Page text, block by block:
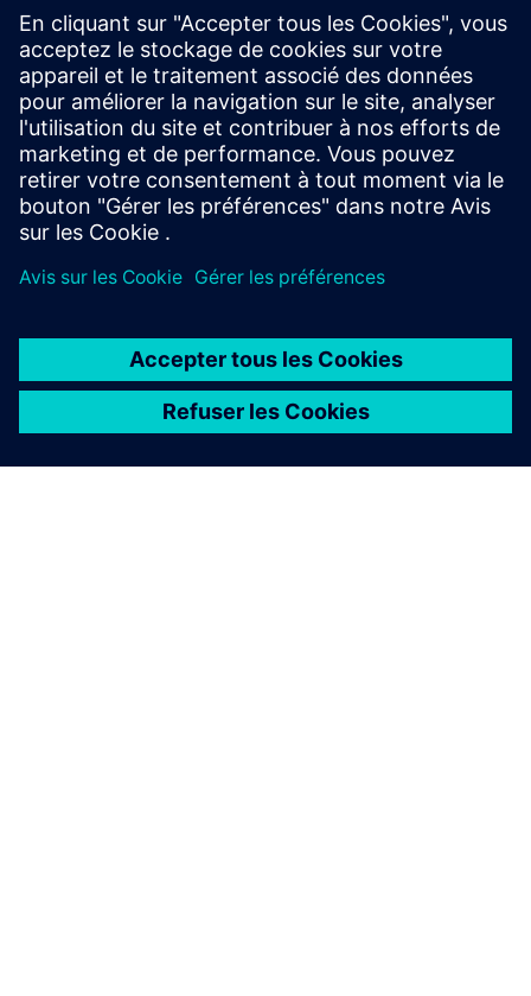
en charge
Au moins 4 processeurs virtuels et 32 Go de RAM sont
requis
10 Go de stockage dédié à Anexio®
1 To de stockage dédié à Anexio® DB
Le mode bureau est obligatoire pour tous les systèmes
10 Go de stockage dédié au logiciel Anexio®